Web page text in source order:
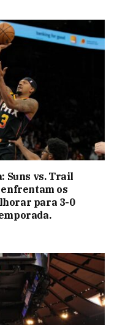
Suns vs. Trail
enfrentam os
para 3-0